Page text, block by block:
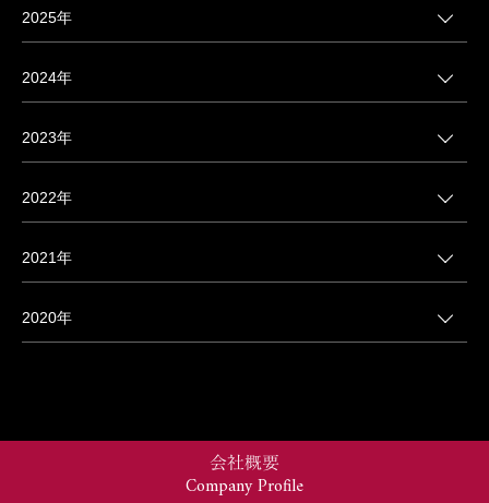
2025年
2024年
2023年
2022年
2021年
2020年
会社概要
Company Profile